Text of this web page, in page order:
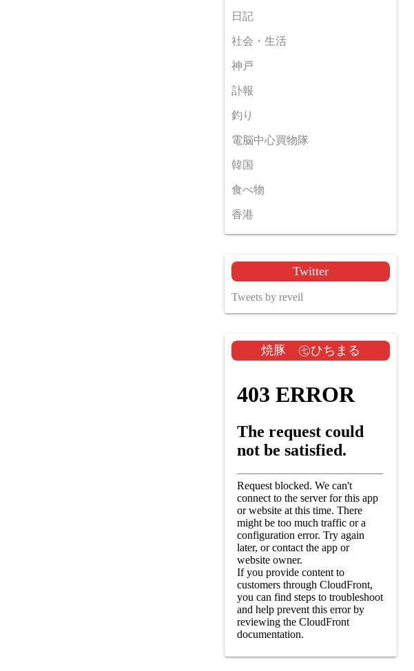
日記
社会・生活
神戸
訃報
釣り
電脳中心買物隊
韓国
食べ物
香港
Twitter
Tweets by reveil
焼豚 ㊆ひちまる